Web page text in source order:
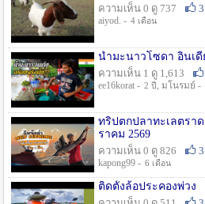
ความเห็น 0 ดู 737
3
aiyod. - 4 เดือน
น้ำมะนาวโซดา อินเดี
ความเห็น 1 ดู 1,613
ee16korat - 2 ปี , มโนรมย์ -
ทริปตกปลาทะเลตราด
ราคม 2569
ความเห็น 0 ดู 826
3
kapong99 - 6 เดือน
ติดตั้งล้อประคองพ่วง